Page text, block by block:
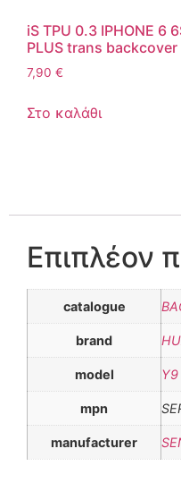
iS TPU 0.3 IPHONE 6
PLUS trans backcover
7,90 €
Στο καλάθι
Επιπλέον
catalogue
brand
model
mpn
manufacturer